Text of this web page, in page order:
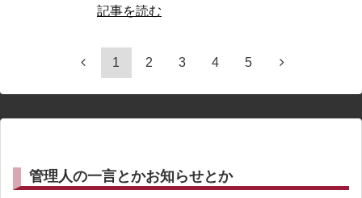
記事を読む
1 2 3 4 5
管理人の一言とかお知らせとか